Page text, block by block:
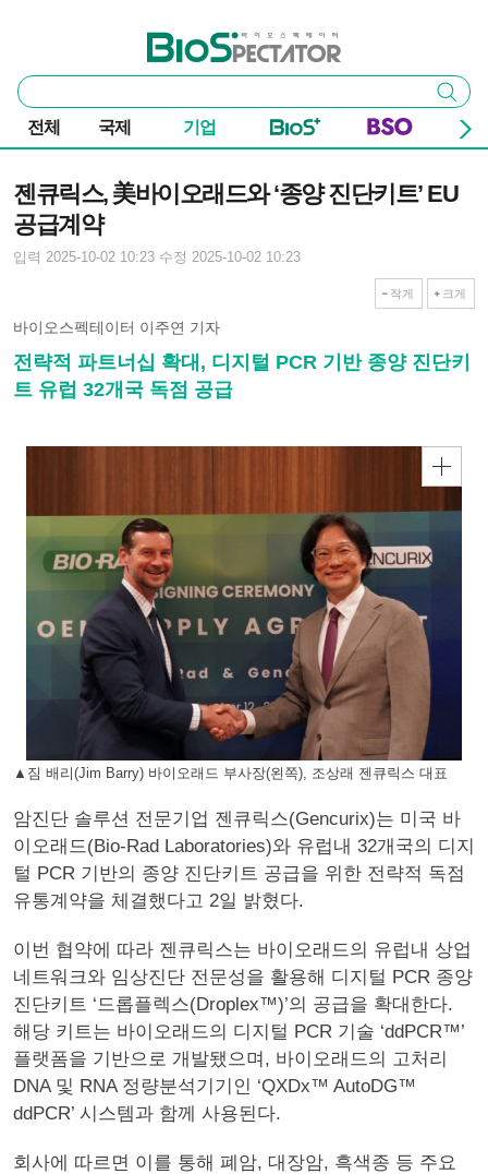
바이오스펙테이터
통
합
검
색
검색
전체 국제 기업
젠큐릭스, 美바이오래드와 ‘종양 진단키트’ EU
공급계약
입력 2025-10-02 10:23 수정 2025-10-02 10:23
작게 크게
바이오스펙테이터 이주연 기자
전략적 파트너십 확대, 디지털 PCR 기반 종양 진단키
트 유럽 32개국 독점 공급
▲짐 배리(Jim Barry) 바이오래드 부사장(왼쪽), 조상래 젠큐릭스 대표
암진단 솔루션 전문기업 젠큐릭스(Gencurix)는 미국 바
이오래드(Bio-Rad Laboratories)와 유럽내 32개국의 디지
털 PCR 기반의 종양 진단키트 공급을 위한 전략적 독점
유통계약을 체결했다고 2일 밝혔다.
이번 협약에 따라 젠큐릭스는 바이오래드의 유럽내 상업
네트워크와 임상진단 전문성을 활용해 디지털 PCR 종양
진단키트 ‘드롭플렉스(Droplex™)’의 공급을 확대한다.
해당 키트는 바이오래드의 디지털 PCR 기술 ‘ddPCR™’
플랫폼을 기반으로 개발됐으며, 바이오래드의 고처리
DNA 및 RNA 정량분석기기인 ‘QXDx™ AutoDG™
ddPCR’ 시스템과 함께 사용된다.
회사에 따르면 이를 통해 폐암, 대장암, 흑색종 등 주요